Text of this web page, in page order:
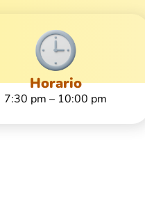
Horario
7:30 pm – 10:00 pm